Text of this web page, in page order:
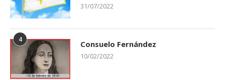
31/07/2022
4 Consuelo Fernández
10/02/2022